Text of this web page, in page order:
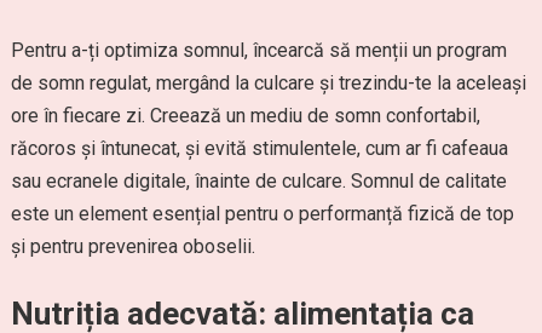
Pentru a-ți optimiza somnul, încearcă să menții un program
de somn regulat, mergând la culcare și trezindu-te la aceleași
ore în fiecare zi. Creează un mediu de somn confortabil,
răcoros și întunecat, și evită stimulentele, cum ar fi cafeaua
sau ecranele digitale, înainte de culcare. Somnul de calitate
este un element esențial pentru o performanță fizică de top
și pentru prevenirea oboselii.
Nutriția adecvată: alimentația ca